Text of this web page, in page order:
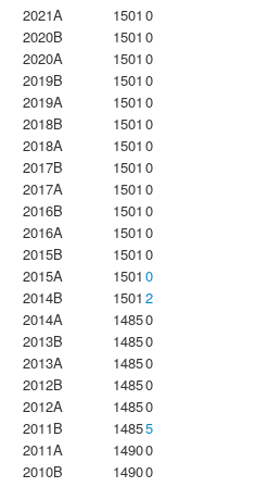
2021A
1501 0
2020B
1501 0
2020A
1501 0
2019B
1501 0
2019A
1501 0
2018B
1501 0
2018A
1501 0
2017B
1501 0
2017A
1501 0
2016B
1501 0
2016A
1501 0
2015B
1501 0
2015A
1501 0
2014B
1501 2
2014A
14850
2013B
14850
2013A
14850
2012B
14850
2012A
14850
2011B
14855
2011A
14900
2010B
14900